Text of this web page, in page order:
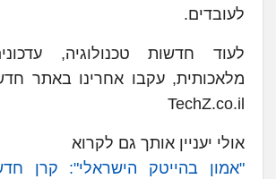
לעובדים.
לעוד חדשות טכנולוגיה,
מלאכותית, עקבו אחרינו באתר
TechZ.co.il
אולי יעניין אותך גם לקרוא
"אמון בהייטק הישראלי": קרן